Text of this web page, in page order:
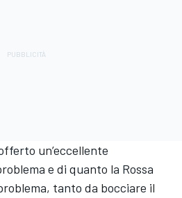
un’eccellente
e di quanto la Rossa
tanto da bocciare il